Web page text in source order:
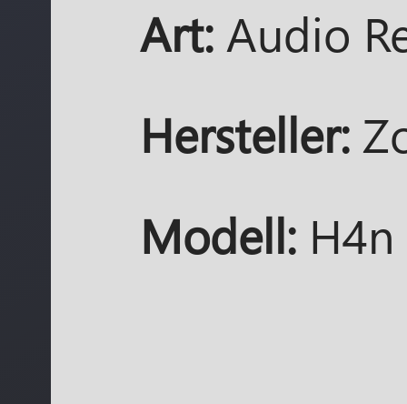
Art:Audio
Hersteller:
Modell: H4n